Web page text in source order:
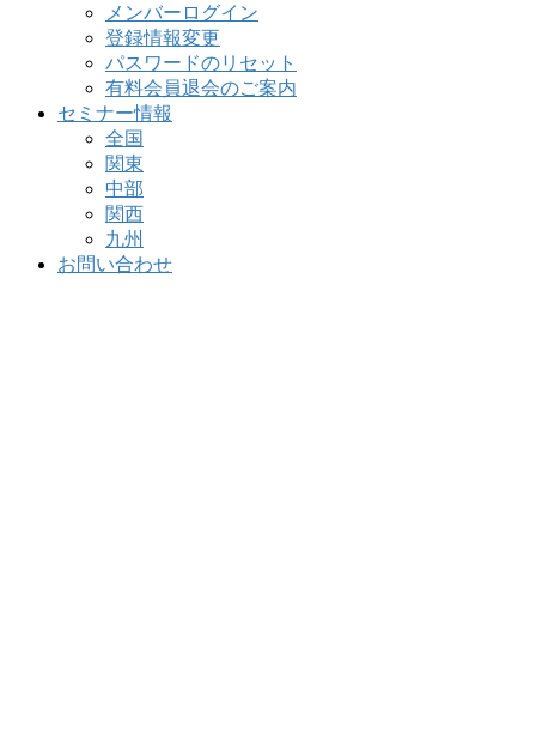
メンバーログイン
登録情報変更
パスワードのリセット
有料会員退会のご案内
セミナー情報
全国
関東
中部
関西
九州
お問い合わせ